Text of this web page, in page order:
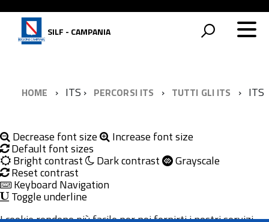
SILF - CAMPANIA
HOME ITS PERCORSI ITS TUTTI GLI ITS ITS
Decrease font size Increase font size
Default font sizes
Bright contrast Dark contrast Grayscale
Reset contrast
Keyboard Navigation
Toggle underline